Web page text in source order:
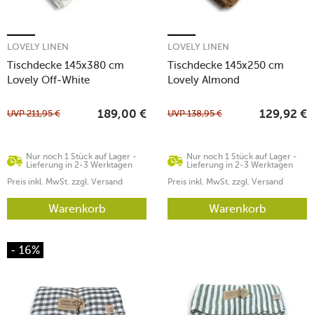
Tischdecke 145x380 cm
Lovely Off-White
LOVELY LINEN
Nur noch 1 Stück auf Lager -
Lieferung in 2-3 Werktagen
UVP211,95 € 189,00 €
Preis inkl. MwSt. zzgl. Versand
Warenkorb
Tischdecke 145x250 cm
Lovely Almond
LOVELY LINEN
Nur noch 1 Stück auf Lager -
Lieferung in 2-3 Werktagen
UVP138,95 € 129,92 €
Preis inkl. MwSt. zzgl. Versand
Warenkorb
- 16%